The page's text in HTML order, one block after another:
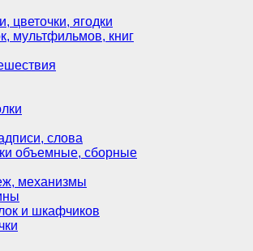
цветочки, ягодки
мультфильмов, книг
слова
объемные, сборные
механизмы
и шкафчиков